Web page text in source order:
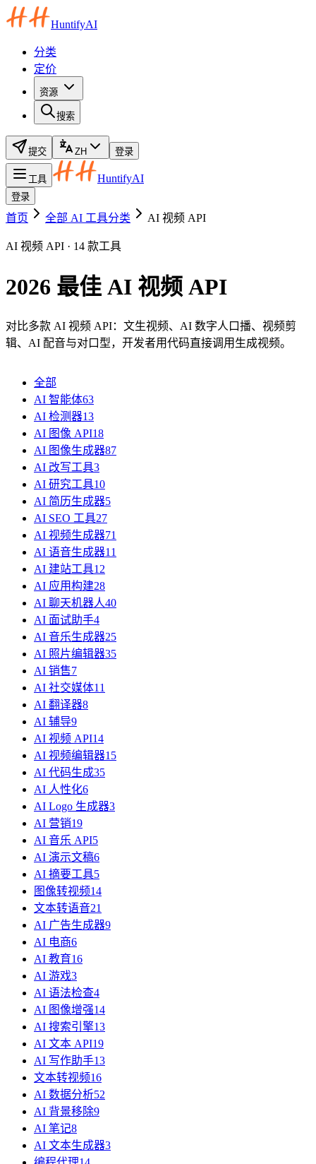
HuntifyAI
分类
定价
资源
搜索
提交 ZH 登录
工具 HuntifyAI
登录
首页 全部 AI 工具分类 AI 视频 API
AI 视频 API · 14 款工具
2026 最佳 AI 视频 API
对比多款 AI 视频 API：文生视频、AI 数字人口播、视频剪
辑、AI 配音与对口型，开发者用代码直接调用生成视频。
全部
AI 智能体63
AI 检测器13
AI 图像 API18
AI 图像生成器87
AI 改写工具3
AI 研究工具10
AI 简历生成器5
AI SEO 工具27
AI 视频生成器71
AI 语音生成器11
AI 建站工具12
AI 应用构建28
AI 聊天机器人40
AI 面试助手4
AI 音乐生成器25
AI 照片编辑器35
AI 销售7
AI 社交媒体11
AI 翻译器8
AI 辅导9
AI 视频 API14
AI 视频编辑器15
AI 代码生成35
AI 人性化6
AI Logo 生成器3
AI 营销19
AI 音乐 API5
AI 演示文稿6
AI 摘要工具5
图像转视频14
文本转语音21
AI 广告生成器9
AI 电商6
AI 教育16
AI 游戏3
AI 语法检查4
AI 图像增强14
AI 搜索引擎13
AI 文本 API19
AI 写作助手13
文本转视频16
AI 数据分析52
AI 背景移除9
AI 笔记8
AI 文本生成器3